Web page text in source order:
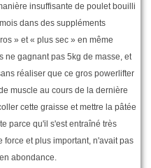
insuffisante de poulet bouilli
dans des suppléments
» et « plus sec » en même
ne gagnant pas 5kg de masse, et
réaliser que ce gros powerlifter
muscle au cours de la dernière
cette graisse et mettre la pâtée
parce qu'il s'est entraîné très
et plus important, n'avait pas
abondance.